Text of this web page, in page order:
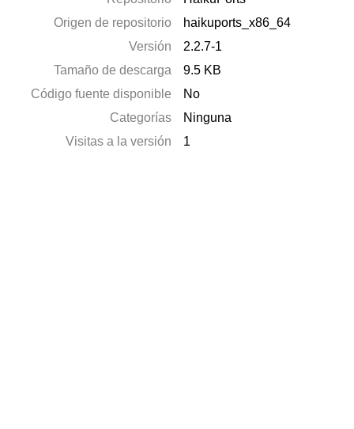
Origen de repositorio
haikuports_x86_64
Versión
2.2.7-1
Tamaño de descarga
9.5 KB
Código fuente disponible
No
Categorías
Ninguna
Visitas a la versión
1